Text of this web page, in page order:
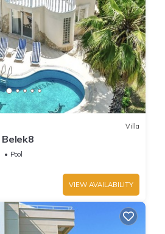
Villa
Pool
VIEW AVAILABILITY